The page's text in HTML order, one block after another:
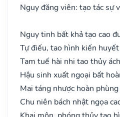
Nguy đăng viên: tạo tác sự
Nguy tinh bất khả tạo cao
Tự điếu, tao hình kiến
Tam tuế hài nhi tao thủy
Hậu sinh xuất ngoại bất
Mai táng nhược hoàn
Chu niên bách nhật ngọa